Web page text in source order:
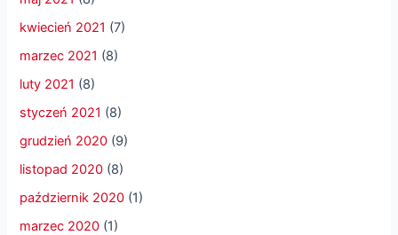
kwiecień 2021 (7)
marzec 2021 (8)
luty 2021 (8)
styczeń 2021 (8)
grudzień 2020 (9)
listopad 2020 (8)
październik 2020 (1)
marzec 2020 (1)